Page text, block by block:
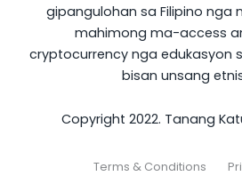
gipangulohan sa Filipino nga
mahimong ma-access
cryptocurrency nga edukasyon
bisan unsang
Copyright 2022. Tanang
Terms & Conditions